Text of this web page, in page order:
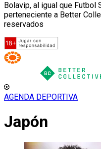
Bolavip, al igual que Futbol
perteneciente a Better
reservados
AGENDA DEPORTIVA
Japón